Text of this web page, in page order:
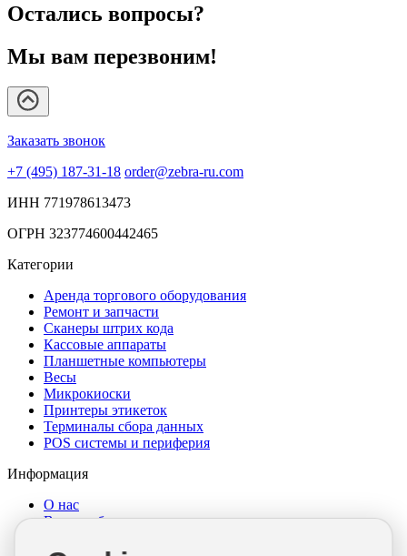
Остались вопросы?
Мы вам перезвоним!
Заказать звонок
+7 (495) 187-31-18 order@zebra-ru.com
ИНН 771978613473
ОГРН 323774600442465
Категории
Аренда торгового оборудования
Ремонт и запчасти
Сканеры штрих кода
Кассовые аппараты
Планшетные компьютеры
Весы
Микрокиоски
Принтеры этикеток
Терминалы сбора данных
POS системы и периферия
Информация
О нас
Выкуп оборудования